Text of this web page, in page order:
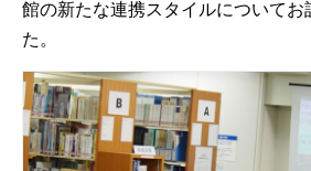
館の新たな連携スタイルについてお
た。